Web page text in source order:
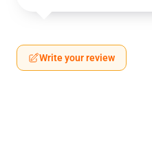
Write your review